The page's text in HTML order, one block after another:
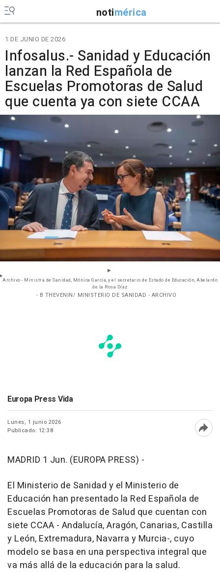
notimérica
1 DE JUNIO DE 2026
Infosalus.- Sanidad y Educación
lanzan la Red Española de
Escuelas Promotoras de Salud
que cuenta ya con siete CCAA
Archivo - Ministra de Sanidad, Mónica García, y el secretario de Estado de Educación, Abelardo
de la Rosa Díaz
- B THEVENIN/ MINISTERIO DE SANIDAD - ARCHIVO
Europa Press Vida
Lunes, 1 junio 2026
Publicado: 12:38
MADRID 1 Jun. (EUROPA PRESS) -
El Ministerio de Sanidad y el Ministerio de
Educación han presentado la Red Española de
Escuelas Promotoras de Salud que cuentan con
siete CCAA - Andalucía, Aragón, Canarias, Castilla
y León, Extremadura, Navarra y Murcia-, cuyo
modelo se basa en una perspectiva integral que
va más allá de la educación para la salud.